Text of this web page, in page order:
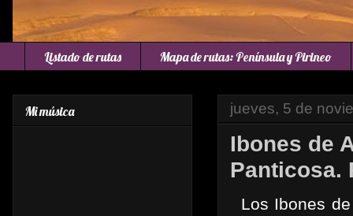
Listado de rutas Mapa de rutas: Península y Pirineo
jueves, 5 de
Ibones de
Panticosa.
Los Ibones
Mi música